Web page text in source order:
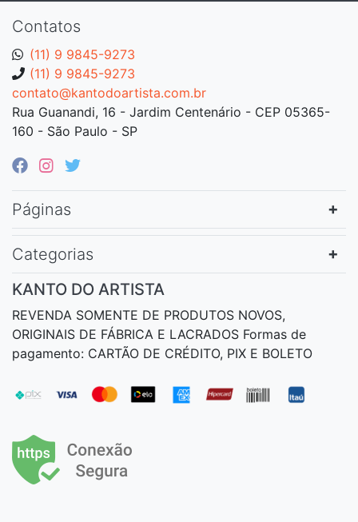
Contatos
(11) 9 9845-9273
(11) 9 9845-9273
contato@kantodoartista.com.br
Rua Guanandi, 16 - Jardim Centenário - CEP 05365-
160 - São Paulo - SP
Páginas
Categorias
KANTO DO ARTISTA
REVENDA SOMENTE DE PRODUTOS NOVOS,
ORIGINAIS DE FÁBRICA E LACRADOS Formas de
pagamento: CARTÃO DE CRÉDITO, PIX E BOLETO